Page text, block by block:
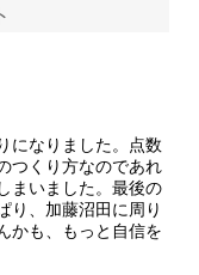
になりました。点数
つくり方なのであれ
まいました。最後の
り、加藤沼田に周り
かも、もっと自信を